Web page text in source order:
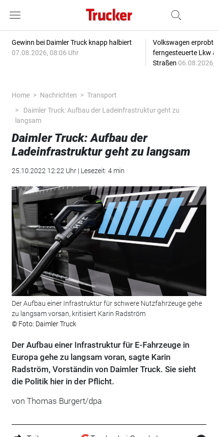
Gewinn bei Daimler Truck knapp halbiert
07.08.2026, 08:06 Uhr
Volkswagen erprobt
ferngesteuerte Lkw
Straßen 06.08.2026,
Home Nachrichten
Transport
Daimler Truck: Aufbau der Ladeinfrastruktur geht zu
langsam
Daimler Truck: Aufbau der
Ladeinfrastruktur geht zu langsam
25.10.2022 12:22 Uhr | Lesezeit: 4 min
Der Aufbau einer Infrastruktur für schwere Nutzfahrzeuge gehe
zu langsam vorsan, kritisiert Karin Radström
© Foto: Daimler Truck
Der Aufbau einer Infrastruktur für E-Fahrzeuge in
Europa gehe zu langsam voran, sagte Karin
Radström, Vorständin von Daimler Truck. Sie sieht
die Politik hier in der Pflicht.
von Thomas Burgert/dpa